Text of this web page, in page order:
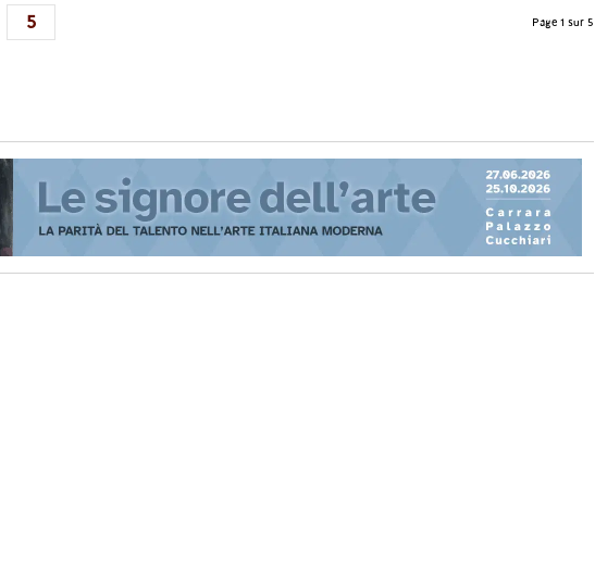
5 Page 1 sur 5